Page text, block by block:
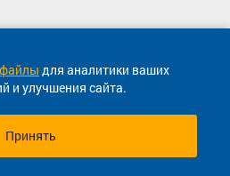
для аналитики ваших
и улучшения сайта.
Принять
Онлайн сервис продажи